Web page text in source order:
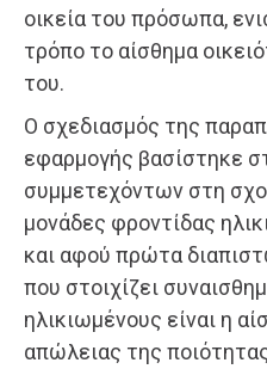
οικεία του πρόσωπα,
τρόπο το αίσθημα
του.
Ο σχεδιασμός της
εφαρμογής βασίστηκε
συμμετεχόντων στη
μονάδες φροντίδας
και αφού πρώτα
που στοιχίζει
ηλικιωμένους είναι η
απώλειας της